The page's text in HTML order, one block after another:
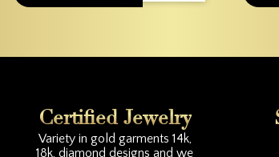
Certified Jewelry
Variety in gold garments 14k,
18k, diamond designs and we